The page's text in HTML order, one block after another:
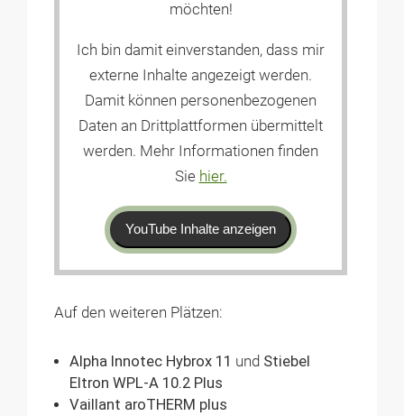
möchten!
Ich bin damit einverstanden, dass mir
externe Inhalte angezeigt werden.
Damit können personenbezogenen
Daten an Drittplattformen übermittelt
werden. Mehr Informationen finden
Sie hier.
YouTube Inhalte anzeigen
Auf den weiteren Plätzen:
Alpha Innotec Hybrox 11 und Stiebel
Eltron WPL-A 10.2 Plus
Vaillant aroTHERM plus